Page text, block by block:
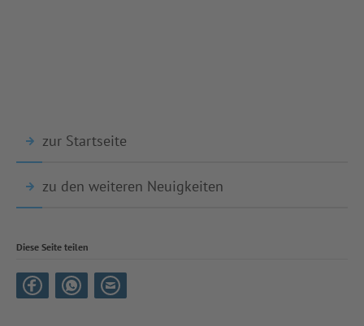
zur Startseite
zu den weiteren Neuigkeiten
Diese Seite teilen